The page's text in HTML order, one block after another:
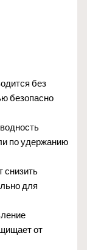
без
безопасно
по удержанию
снизить
для
от